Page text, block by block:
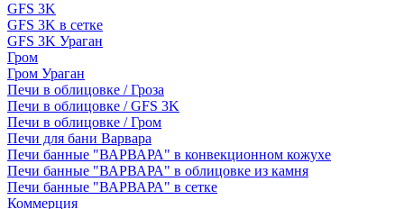
GFS 3K
GFS 3K в сетке
GFS 3K Ураган
Гром
Гром Ураган
Печи в облицовке / Гроза
Печи в облицовке / GFS 3K
Печи в облицовке / Гром
Печи для бани Варвара
Печи банные "ВАРВАРА" в конвекционном кожухе
Печи банные "ВАРВАРА" в облицовке из камня
Печи банные "ВАРВАРА" в сетке
Коммерция